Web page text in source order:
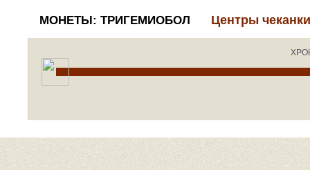
МОНЕТЫ: ТРИГЕМИОБОЛ Центры